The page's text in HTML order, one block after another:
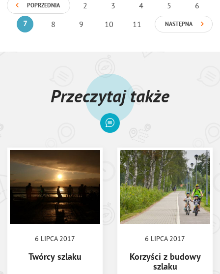
POPRZEDNIA 2 3 4 5
6
7
8 9 10 11 NASTĘPNA
Przeczytaj także
6 LIPCA 2017
Twórcy szlaku
6 LIPCA 2017
Korzyści z budowy
szlaku